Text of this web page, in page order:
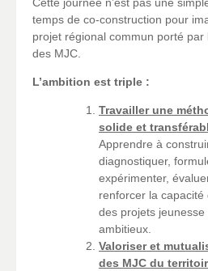
Cette journée n’est pas une
temps de co-construction pour
projet régional commun porté par
des MJC.
L’ambition est triple :
Travailler une
solide et
Apprendre à
diagnostiquer,
expérimenter,
renforcer la
des projets
ambitieux.
Valoriser et
des MJC du